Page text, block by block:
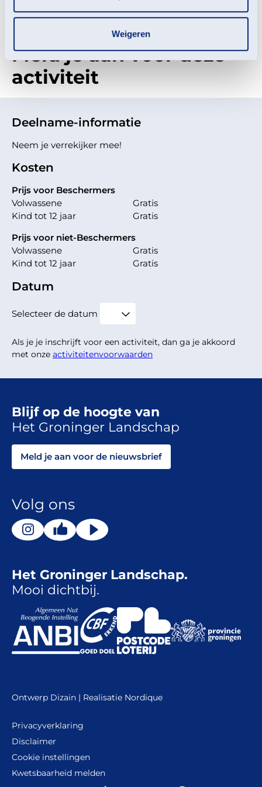
Weigeren
De Nationale Vogelweek vindt plaats van 11 tot 19 mei.
Meld je aan voor deze
activiteit
Deelname-informatie
Neem je verrekijker mee!
Kosten
Prijs voor Beschermers
Volwassene
Gratis
Kind tot 12 jaar
Gratis
Prijs voor niet-Beschermers
Volwassene
Gratis
Kind tot 12 jaar
Gratis
Datum
Selecteer de datum
Als je je inschrijft voor een activiteit, dan ga je akkoord
met onze activiteitenvoorwaarden
Het Groninger Landschap.
Mooi dichtbij.
Blijf op de hoogte van
Het Groninger Landschap
Meld je aan voor de nieuwsbrief
Volg ons
Privacyverklaring
Disclaimer
Cookie instellingen
Kwetsbaarheid melden
Ontwerp Dizain | Realisatie Nordique